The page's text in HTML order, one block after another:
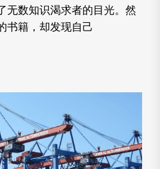
无数知识渴求者的目光。然
书籍，却发现自己